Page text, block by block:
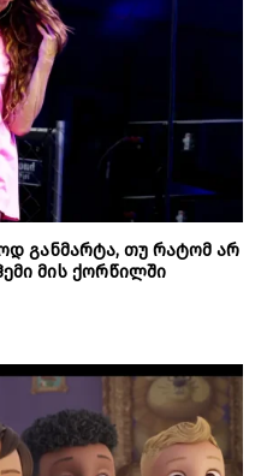
განმარტა, თუ რატომ არ
მის ქორწილში